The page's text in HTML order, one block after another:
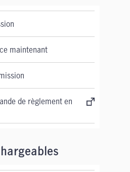
maintenant
de règlement en